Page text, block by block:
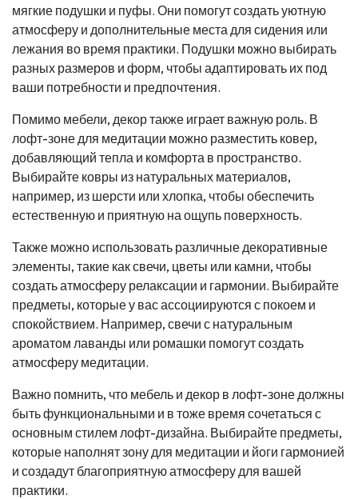
мягкие подушки и пуфы. Они помогут создать уютную
атмосферу и дополнительные места для сидения или
лежания во время практики. Подушки можно выбирать
разных размеров и форм, чтобы адаптировать их под
ваши потребности и предпочтения.
Помимо мебели, декор также играет важную роль. В
лофт-зоне для медитации можно разместить ковер,
добавляющий тепла и комфорта в пространство.
Выбирайте ковры из натуральных материалов,
например, из шерсти или хлопка, чтобы обеспечить
естественную и приятную на ощупь поверхность.
Также можно использовать различные декоративные
элементы, такие как свечи, цветы или камни, чтобы
создать атмосферу релаксации и гармонии. Выбирайте
предметы, которые у вас ассоциируются с покоем и
спокойствием. Например, свечи с натуральным
ароматом лаванды или ромашки помогут создать
атмосферу медитации.
Важно помнить, что мебель и декор в лофт-зоне должны
быть функциональными и в тоже время сочетаться с
основным стилем лофт-дизайна. Выбирайте предметы,
которые наполнят зону для медитации и йоги гармонией
и создадут благоприятную атмосферу для вашей
практики.